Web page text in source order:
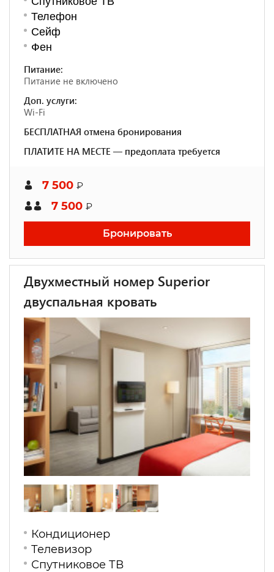
Телефон
Сейф
Фен
Питание:
Питание не включено
Доп. услуги:
Wi-Fi
БЕСПЛАТНАЯ отмена бронирования
ПЛАТИТЕ НА МЕСТЕ — предоплата требуется
7 500 ₽
7 500 ₽
Бронировать
Двухместный номер Superior
двуспальная кровать
Кондиционер
Телевизор
Спутниковое ТВ